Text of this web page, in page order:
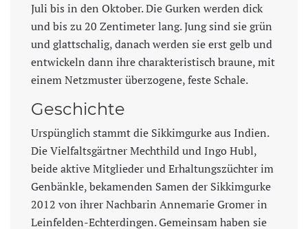
Juli bis in den Oktober. Die Gurken werden dick
und bis zu 20 Zentimeter lang. Jung sind sie grün
und glattschalig, danach werden sie erst gelb und
entwickeln dann ihre charakteristisch braune, mit
einem Netzmuster überzogene, feste Schale.
Geschichte
Urspünglich stammt die Sikkimgurke aus Indien.
Die Vielfaltsgärtner Mechthild und Ingo Hubl,
beide aktive Mitglieder und Erhaltungszüchter im
Genbänkle, bekamenden Samen der Sikkimgurke
2012 von ihrer Nachbarin Annemarie Gromer in
Leinfelden-Echterdingen. Gemeinsam haben sie